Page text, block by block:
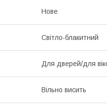
Нове
Світло-блакитний
Для дверей/для
Вільно висить